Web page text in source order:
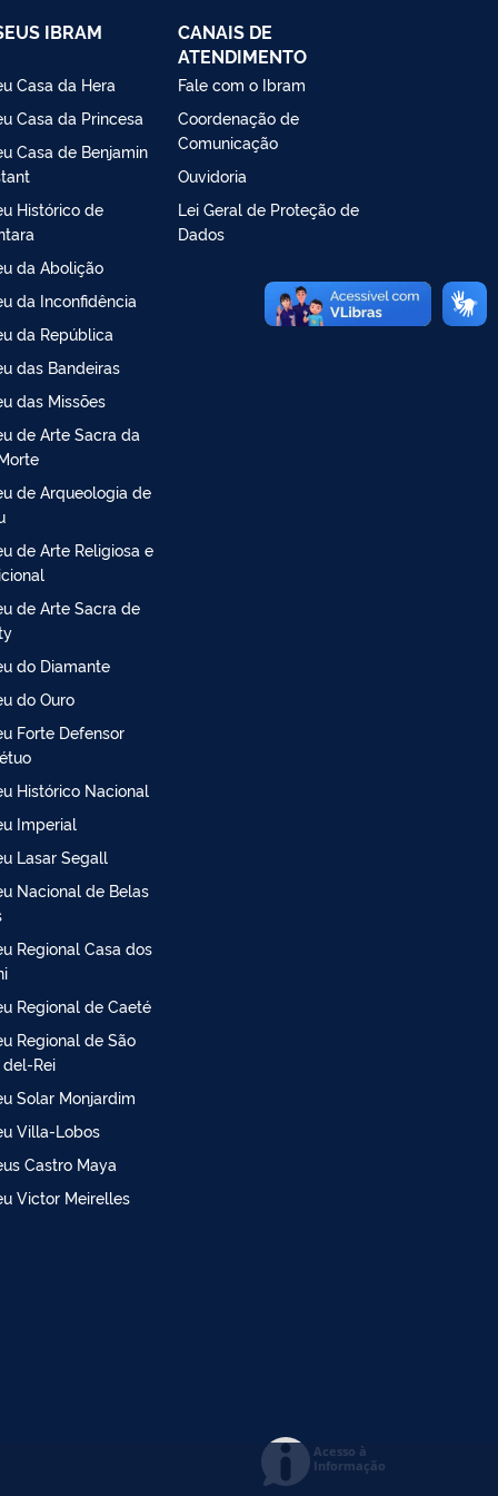
IBRAM
Casa da Hera
Casa da Princesa
Casa de Benjamin
Histórico de
da Abolição
da Inconfidência
da República
das Bandeiras
das Missões
de Arte Sacra da
de Arqueologia de
de Arte Religiosa e
de Arte Sacra de
do Diamante
do Ouro
Forte Defensor
Histórico Nacional
Imperial
Lasar Segall
Nacional de Belas
Regional Casa dos
Regional de Caeté
Regional de São
del-Rei
Solar Monjardim
Villa-Lobos
Castro Maya
Victor Meirelles
CANAIS DE
ATENDIMENTO
Fale com o Ibram
Coordenação de
Comunicação
Ouvidoria
Lei Geral de Proteção de
Dados
Acesso à
Informação